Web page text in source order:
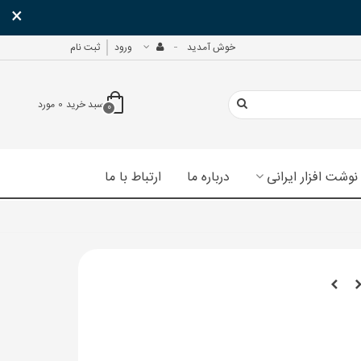
×
خوش آمدید ورود ثبت نام
0سبد خرید 0 مورد
نوشت افزار ایرانی درباره ما ارتباط با ما